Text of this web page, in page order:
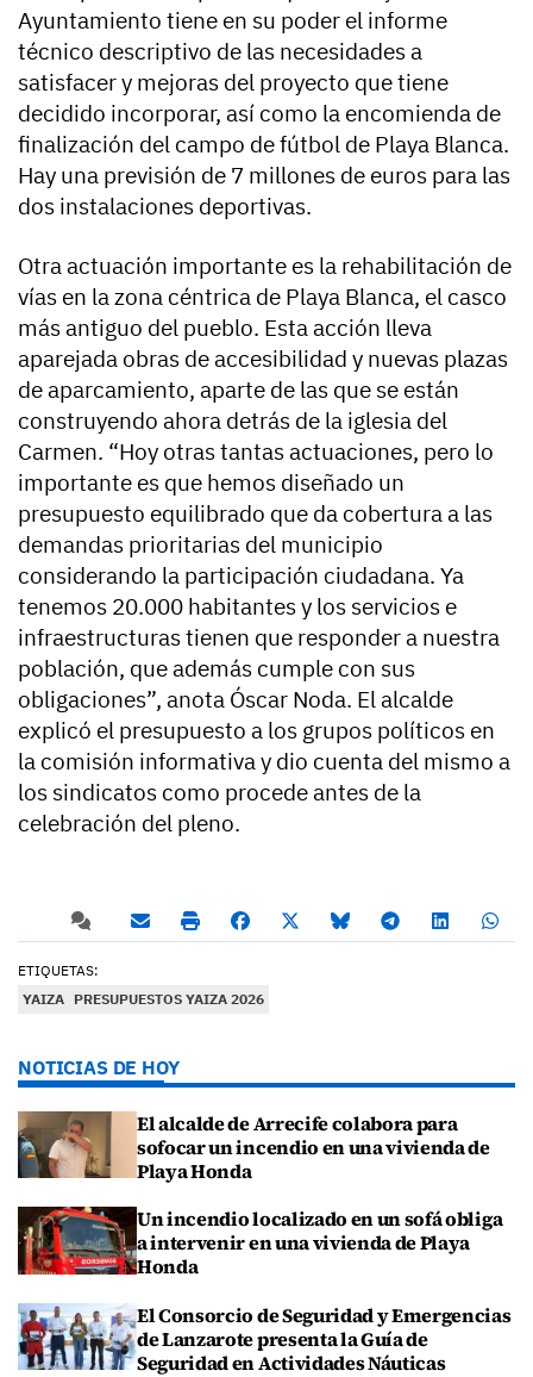
Ayuntamiento tiene en su poder el informe
técnico descriptivo de las necesidades a
satisfacer y mejoras del proyecto que tiene
decidido incorporar, así como la encomienda de
finalización del campo de fútbol de Playa Blanca.
Hay una previsión de 7 millones de euros para las
dos instalaciones deportivas.
Otra actuación importante es la rehabilitación de
vías en la zona céntrica de Playa Blanca, el casco
más antiguo del pueblo. Esta acción lleva
aparejada obras de accesibilidad y nuevas plazas
de aparcamiento, aparte de las que se están
construyendo ahora detrás de la iglesia del
Carmen. “Hoy otras tantas actuaciones, pero lo
importante es que hemos diseñado un
presupuesto equilibrado que da cobertura a las
demandas prioritarias del municipio
considerando la participación ciudadana. Ya
tenemos 20.000 habitantes y los servicios e
infraestructuras tienen que responder a nuestra
población, que además cumple con sus
obligaciones”, anota Óscar Noda. El alcalde
explicó el presupuesto a los grupos políticos en
la comisión informativa y dio cuenta del mismo a
los sindicatos como procede antes de la
celebración del pleno.
ETIQUETAS:
YAIZA PRESUPUESTOS YAIZA 2026
NOTICIAS DE HOY
El alcalde de Arrecife colabora para
sofocar un incendio en una vivienda de
Playa Honda
Un incendio localizado en un sofá obliga
a intervenir en una vivienda de Playa
Honda
El Consorcio de Seguridad y Emergencias
de Lanzarote presenta la Guía de
Seguridad en Actividades Náuticas